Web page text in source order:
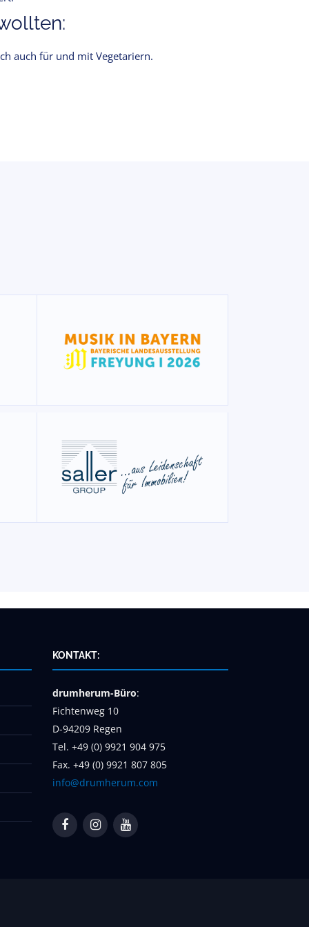
auch für und mit Vegetariern.
KONTAKT:
drumherum-Büro:
Fichtenweg 10
D-94209 Regen
Tel. +49 (0) 9921 904 975
Fax. +49 (0) 9921 807 805
info@drumherum.com